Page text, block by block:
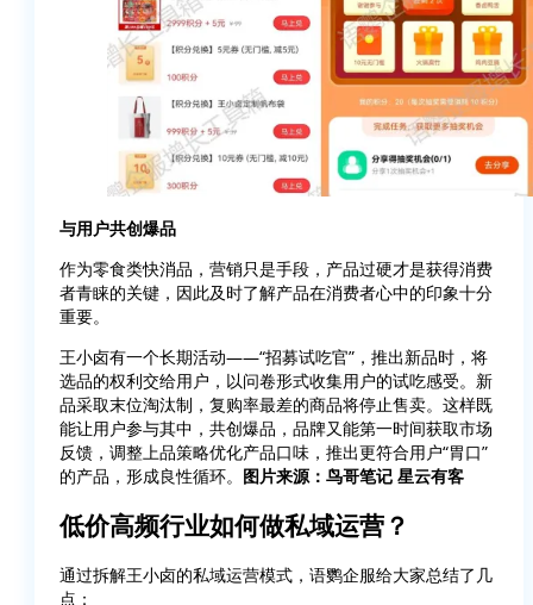
与用户共创爆品
作为零食类快消品，营销只是手段，产品过硬才是获得消费
者青睐的关键，因此及时了解产品在消费者心中的印象十分
重要。
王小卤有一个长期活动——“招募试吃官”，推出新品时，将
选品的权利交给用户，以问卷形式收集用户的试吃感受。新
品采取末位淘汰制，复购率最差的商品将停止售卖。这样既
能让用户参与其中，共创爆品，品牌又能第一时间获取市场
反馈，调整上品策略优化产品口味，推出更符合用户“胃口”
的产品，形成良性循环。 图片来源：鸟哥笔记 星云有客
低价高频行业如何做私域运营？
通过拆解王小卤的私域运营模式，语鹦企服给大家总结了几
点：